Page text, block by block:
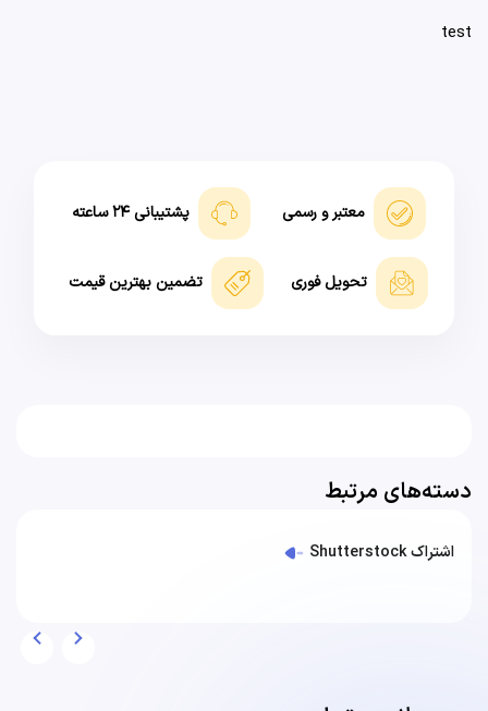
test
معتبر و رسمی پشتیبانی ۲۴ ساعته
تحویل فوری تضمین بهترین قیمت
دسته‌های مرتبط
اشتراک Shutterstock